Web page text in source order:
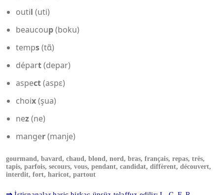
outil (uti)
beaucoup(boku)
temps(tɑ̃)
départ(depar)
aspect(aspɛ)
choix(şua)
nez(ne)
manger(manje)
gourmand, bavard, chaud, blond, nord, bras, français, repas, très,
tapis, parfois, secours, vous, pendant, candidat, diffèrent, découvert,
interdit, fort, haricot, partout